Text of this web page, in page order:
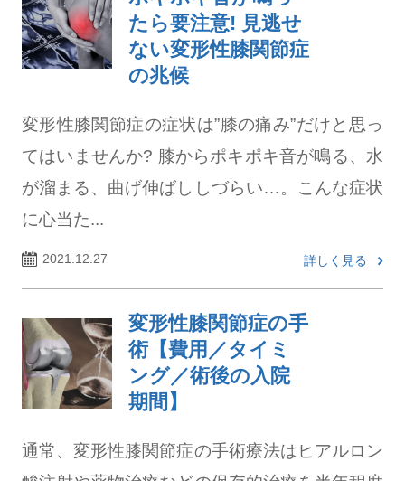
たら要注意! 見逃せ
ない変形性膝関節症
の兆候
変形性膝関節症の症状は”膝の痛み”だけと思っ
てはいませんか? 膝からポキポキ音が鳴る、水
が溜まる、曲げ伸ばししづらい…。こんな症状
に心当た...
2021.12.27 詳しく見る
変形性膝関節症の手
術【費用／タイミ
ング／術後の入院
期間】
通常、変形性膝関節症の手術療法はヒアルロン